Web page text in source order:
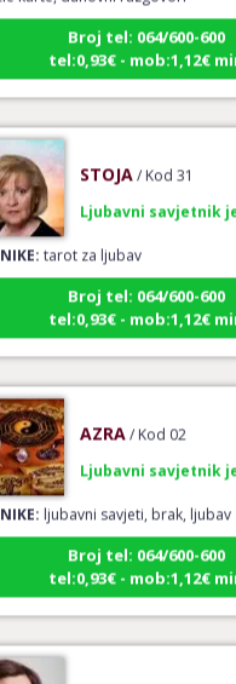
Broj tel: 064/600-600
tel:0,93€ - mob:1,12€ min
tarot za ljubav
Broj tel: 064/600-600
tel:0,93€ - mob:1,12€ min
ljubavni savjeti, brak, ljubav
Broj tel: 064/600-600
tel:0,93€ - mob:1,12€ min